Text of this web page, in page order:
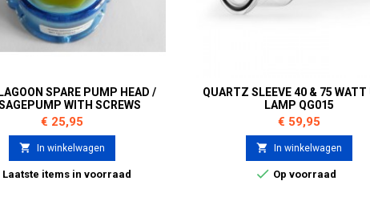
SPARE PUMP HEAD /
WITH SCREWS
Prijs
€ 25,95
 In winkelwagen
Laatste items in voorraad
QUARTZ SLEEVE 40 & 75 WATT
LAMP QG015
Prijs
€ 59,95
 In winkelwagen
 Op voorraad